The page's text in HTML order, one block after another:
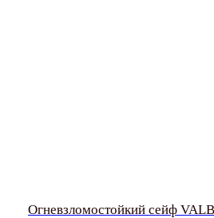
Огневзломостойкий сейф